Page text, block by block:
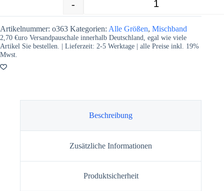
25 St. Textiletiketten - Größe 116/122
-
Artikelnummer: o363 Kategorien: Alle Größen, Mischband
2,70 €uro Versandpauschale innerhalb Deutschland, egal wie viele
Artikel Sie bestellen. | Lieferzeit: 2-5 Werktage | alle Preise inkl. 19%
Mwst.
Beschreibung
Zusätzliche Informationen
Produktsicherheit